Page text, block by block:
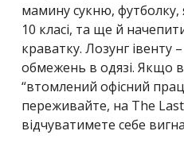
мамину сукню, футболку,
10 класі, та ще й
краватку. Лозунг івенту
обмежень в одязі. Якщо
“втомлений офісний
переживайте, на The
відчуватимете себе